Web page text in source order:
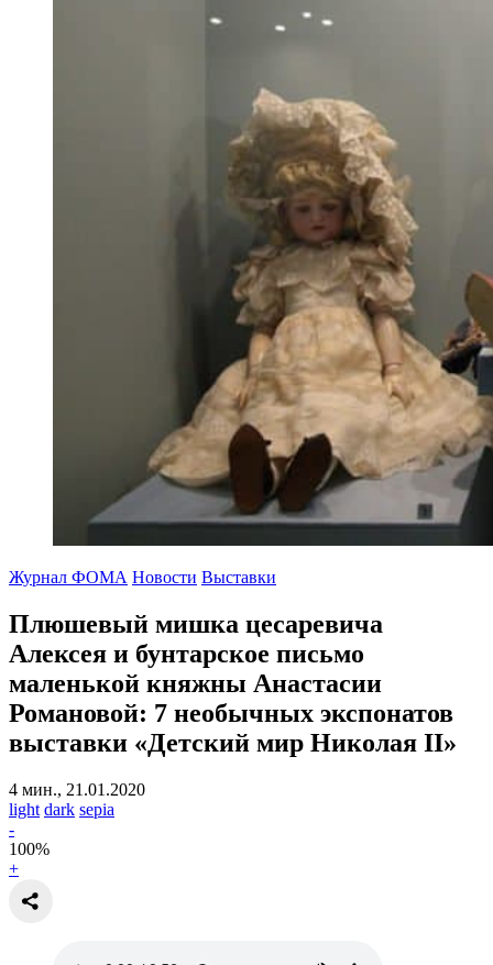
Журнал ФОМА Новости Выставки
Плюшевый мишка цесаревича
Алексея и бунтарское письмо
маленькой княжны Анастасии
Романовой: 7 необычных экспонатов
выставки «Детский мир Николая II»
4 мин., 21.01.2020
light dark sepia
-
100%
+